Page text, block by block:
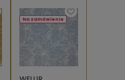
Na zamówienie